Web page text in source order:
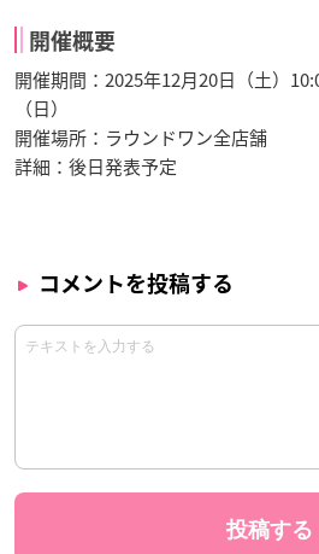
開催概要
開催期間：2025年12月20日（土）
（日）
開催場所：ラウンドワン全店舗
詳細：後日発表予定
コメントを投稿する